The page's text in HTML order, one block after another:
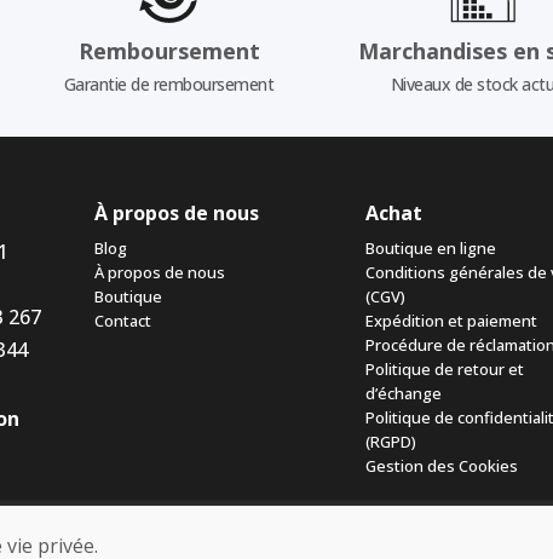
Remboursement
Garantie de remboursement
Marchandises en
Niveaux de stock
267
À propos de nous
Blog
À propos de nous
Boutique
Contact
Achat
Boutique en ligne
Conditions générales de
(CGV)
Expédition et paiement
Procédure de réclamation
Politique de retour et
d’échange
Politique de
(RGPD)
Gestion des Cookies
privée.